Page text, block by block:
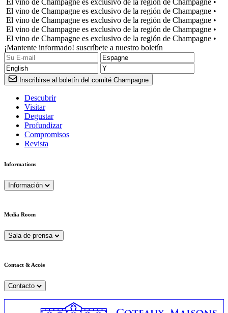
El vino de Champagne es exclusivo de la región de Champagne •
El vino de Champagne es exclusivo de la región de Champagne •
El vino de Champagne es exclusivo de la región de Champagne •
El vino de Champagne es exclusivo de la región de Champagne •
El vino de Champagne es exclusivo de la región de Champagne •
¡Mantente informado! suscríbete a nuestro boletín
Inscribirse al boletín del comité Champagne
Descubrir
Visitar
Degustar
Profundizar
Compromisos
Revista
Informations
Información
Media Room
Sala de prensa
Contact & Accès
Contacto